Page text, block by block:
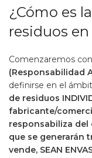
¿Cómo es
residuos
Comenzaremos
(Responsabilidad
definirse en el
de residuos
fabricante/
responsabiliza
que se generarán
vende, SEAN